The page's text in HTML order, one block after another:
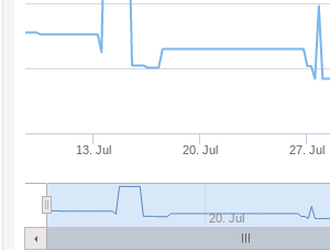
13. Jul 20. Jul 27. Jul
20. Jul